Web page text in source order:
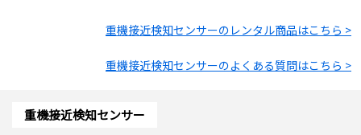
重機接近検知センサーのレンタル商品はこちら >
重機接近検知センサーのよくある質問はこちら >
重機接近検知センサー